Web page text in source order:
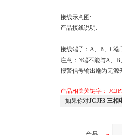
接线示意图:
产品接线说明:
接线端子：A、B、C端
注意：N端不能与A、B
报警信号输出端为无源
产品相关关键字：
如果你对JCJP3 三相